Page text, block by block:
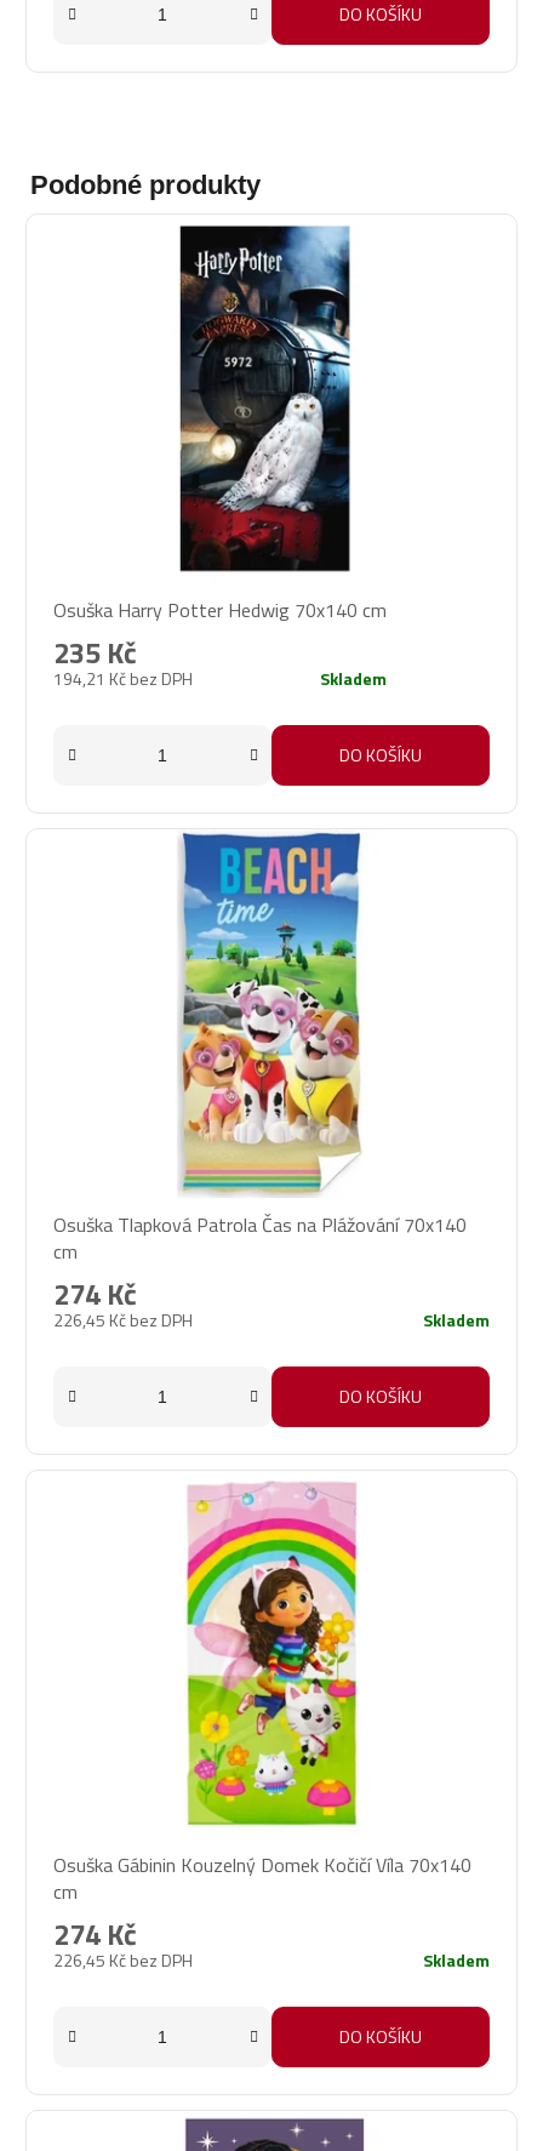
DO KOŠÍKU
Podobné produkty
Osuška Harry Potter Hedwig 70x140 cm
194,21 Kč bez DPH
235 Kč
Skladem
DO KOŠÍKU
Osuška Tlapková Patrola Čas na Plážování 70x140
cm
226,45 Kč bez DPH
274 Kč
Skladem
DO KOŠÍKU
Osuška Gábinin Kouzelný Domek Kočičí Víla 70x140
cm
226,45 Kč bez DPH
274 Kč
Skladem
DO KOŠÍKU